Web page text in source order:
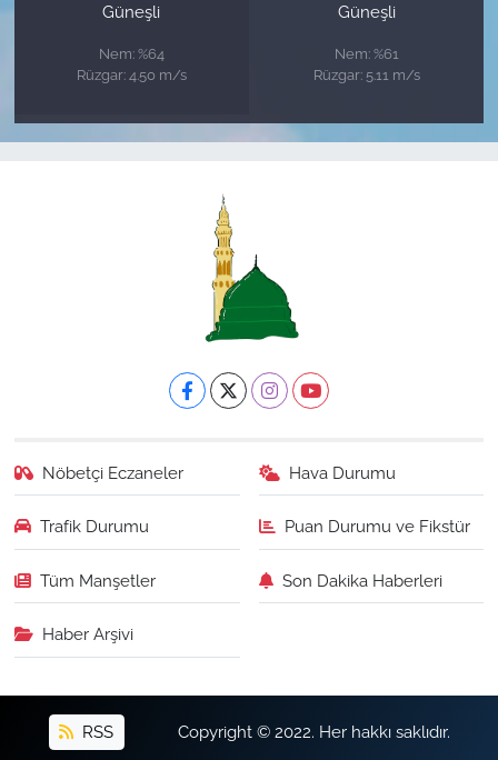
Güneşli
Nem: %64
Rüzgar: 4.50 m/s
Güneşli
Nem: %61
Rüzgar: 5.11 m/s
Nöbetçi Eczaneler Hava Durumu
Trafik Durumu Puan Durumu ve Fikstür
Tüm Manşetler Son Dakika Haberleri
Haber Arşivi
RSS Copyright © 2022. Her hakkı saklıdır.